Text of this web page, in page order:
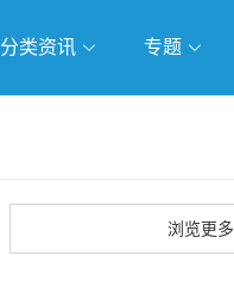
分类资讯 专题
浏览更多